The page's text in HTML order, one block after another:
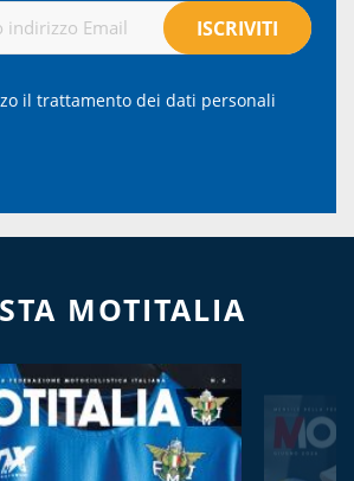
il trattamento dei dati personali
MOTITALIA